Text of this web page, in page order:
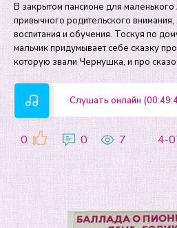
В закрытом пансионе для
привычного родительского
воспитания и обучения. Тоскуя по
мальчик придумывает себе сказку
которую звали Чернушка, и про
Слушать онлайн
0 0 7 4-